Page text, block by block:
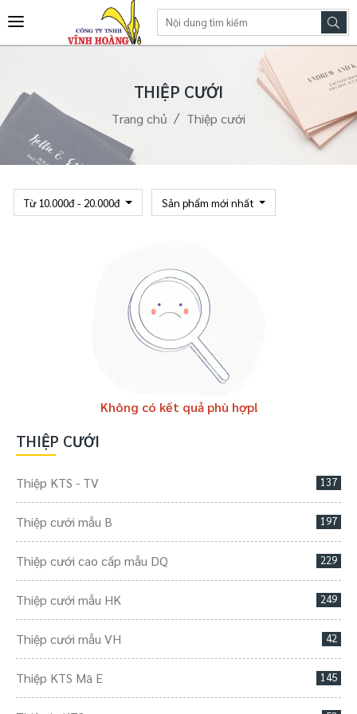
THIỆP CƯỚI
Trang chủ Thiệp cưới
THIỆP CƯỚI
Thiệp KTS - TV 137
Thiệp cưới mẫu B 197
Thiệp cưới cao cấp mẫu DQ 229
Thiệp cưới mẫu HK 249
Thiệp cưới mẫu VH 42
Thiệp KTS Mã E 145
Từ 10.000đ - 20.000đ Sản phẩm mới nhất
Không có kết quả phù hợp!